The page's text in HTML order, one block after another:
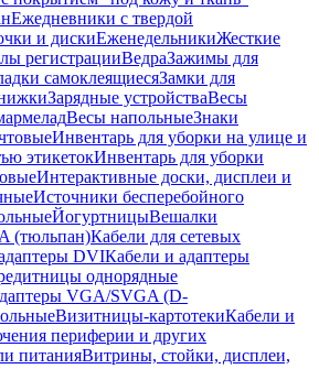
Ежедневники с твердой
и дискиЕженедельникиЖесткие
регистрацииВедраЗажимы для
самоклеящиесяЗамки для
Зарядные устройстваВесы
Весы напольныеЗнаки
Инвентарь для уборки на улице и
этикетокИнвентарь для уборки
Интерактивные доски, дисплеи и
Источники бесперебойного
ЙогуртницыВешалки
(тюльпан)Кабели для сетевых
DVIКабели и адаптеры
однорядные
VGA/SVGA (D-
Визитницы-картотекиКабели и
периферии и других
питанияВитрины, стойки, дисплеи,